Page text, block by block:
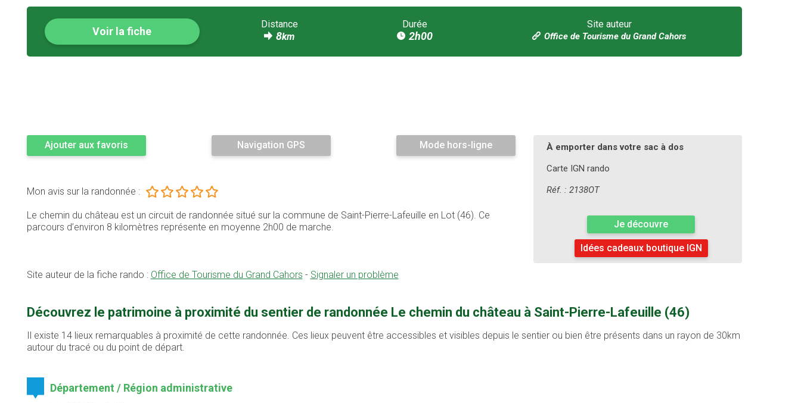
Voir la fiche
Distance
8km
Durée
2h00
Site auteur
Office de Tourisme du Grand Cahors
Ajouter aux favoris Navigation GPS Mode hors-ligne
Mon avis sur la randonnée :
Le chemin du château est un circuit de randonnée situé sur la commune de Saint-Pierre-Lafeuille en Lot (46). Ce
parcours d’environ 8 kilomètres représente en moyenne 2h00 de marche.
Site auteur de la fiche rando : Office de Tourisme du Grand Cahors - Signaler un problème
À emporter dans votre sac à dos
Carte IGN rando
Réf. : 2138OT
Je découvre
Idées cadeaux boutique IGN
Découvrez le patrimoine à proximité du sentier de randonnée Le chemin du château à Saint-Pierre-Lafeuille (46)
Il existe 14 lieux remarquables à proximité de cette randonnée. Ces lieux peuvent être accessibles et visibles depuis le sentier ou bien être présents dans un rayon de 30km
autour du tracé ou du point de départ.
Département / Région administrative